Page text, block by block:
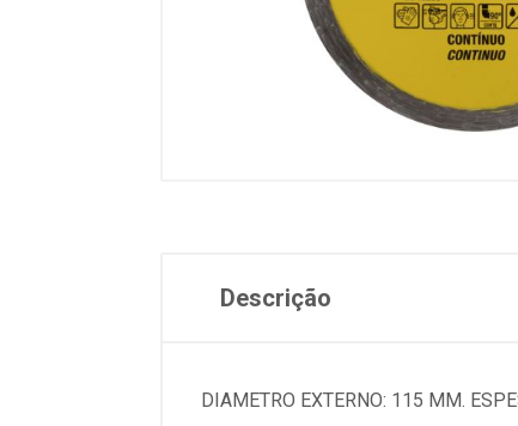
Descrição
DIAMETRO EXTERNO: 115 MM.